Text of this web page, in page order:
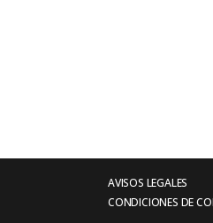
AVISOS LEGALES
CONDICIONES DE